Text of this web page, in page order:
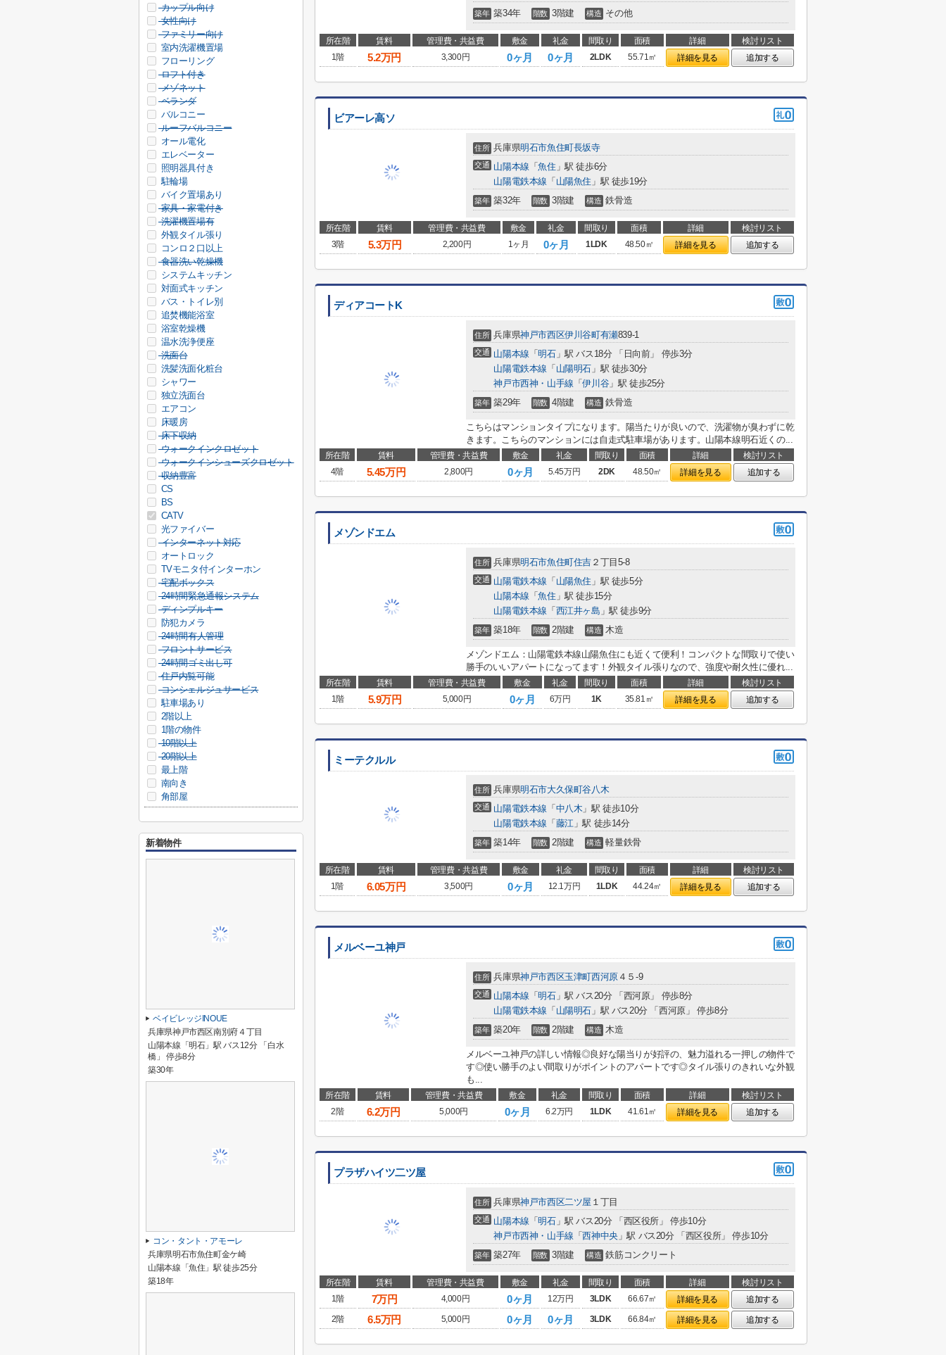
築年 築34年 階数 3階建 構造 その他
所在階 賃料 管理費・共益費 敷金 礼金 間取り 面積 詳細
検討リスト
1階
5.2万円 3,300円 0ヶ月 0ヶ月 2LDK 55.71㎡ 詳細を見る 追加する
ビアーレ高ソ
住所 兵庫県明石市魚住町長坂寺
交通 山陽本線 「魚住 」駅 徒歩6分
山陽電鉄本線 「 山陽魚住 」駅 徒歩19分
築年 築32年 階数 3階建 構造 鉄骨造
所在階 賃料 管理費・共益費 敷金 礼金 間取り 面積 詳細
検討リスト
3階
5.3万円 2,200円 1ヶ月 0ヶ月 1LDK 48.50㎡ 詳細を見る 追加する
ディアコートK
住所 兵庫県神戸市西区伊川谷町有瀬839-1
交通 山陽本線 「明石」駅 バス18分 「日向前」 停歩3分
山陽電鉄本線 「 山陽明石 」駅 徒歩30分
神戸市西神・山手線 「伊川谷」駅 徒歩25分
築年 築29年 階数 4階建 構造 鉄骨造
こちらはマンションタイプになります。陽当たりが良いので、洗濯物が臭わずに乾
きます。こちらのマンションには自走式駐車場があります。山陽本線明石近くの...
所在階 賃料 管理費・共益費 敷金 礼金 間取り 面積 詳細
検討リスト
4階
5.45万円 2,800円 0ヶ月 5.45万円 2DK 48.50㎡ 詳細を見る 追加する
メゾンドエム
住所 兵庫県明石市魚住町住吉 ２丁目5-8
交通 山陽電鉄本線 「 山陽魚住 」駅 徒歩5分
山陽本線 「魚住 」駅 徒歩15分
山陽電鉄本線 「 西江井ヶ島 」駅 徒歩9分
築年 築18年 階数 2階建 構造 木造
メゾンドエム：山陽電鉄本線山陽魚住にも近くて便利！コンパクトな間取りで使い
勝手のいいアパートになってます！外観タイル張りなので、強度や耐久性に優れ...
所在階 賃料 管理費・共益費 敷金 礼金 間取り 面積 詳細
検討リスト
1階
5.9万円 5,000円 0ヶ月 6万円 1K 35.81㎡ 詳細を見る 追加する
ミーテクルル
住所 兵庫県明石市大久保町谷八木
交通 山陽電鉄本線 「 中八木 」駅 徒歩10分
山陽電鉄本線 「 藤江」駅 徒歩14分
築年 築14年 階数 2階建 構造 軽量鉄骨
所在階 賃料 管理費・共益費 敷金 礼金 間取り 面積 詳細
検討リスト
1階
6.05万円 3,500円 0ヶ月 12.1万円 1LDK 44.24㎡ 詳細を見る 追加する
メルベーユ神戸
住所 兵庫県神戸市西区玉津町西河原４５-9
交通 山陽本線 「明石」駅 バス20分 「西河原」 停歩8分
山陽電鉄本線 「 山陽明石 」駅 バス20分 「西河原」 停歩8分
築年 築20年 階数 2階建 構造 木造
メルベーユ神戸の詳しい情報◎良好な陽当りが好評の、魅力溢れる一押しの物件で
す◎使い勝手のよい間取りがポイントのアパートです◎タイル張りのきれいな外観
も...
所在階 賃料 管理費・共益費 敷金 礼金 間取り 面積 詳細
検討リスト
2階
6.2万円 5,000円 0ヶ月 6.2万円 1LDK 41.61㎡ 詳細を見る 追加する
プラザハイツ二ツ屋
住所 兵庫県神戸市西区二ツ屋 １丁目
交通 山陽本線 「明石」駅 バス20分 「西区役所」 停歩10分
神戸市西神・山手線 「西神中央」駅 バス20分 「西区役所」 停歩10分
築年 築27年 階数 3階建 構造 鉄筋コンクリート
所在階 賃料 管理費・共益費 敷金 礼金 間取り 面積 詳細
検討リスト
1階
7万円 4,000円 0ヶ月 12万円 3LDK 66.67㎡ 詳細を見る
追加する
2階
6.5万円 5,000円 0ヶ月 0ヶ月 3LDK 66.84㎡ 詳細を見る 追加する
カップル向け
女性向け
ファミリー向け
室内洗濯機置場
フローリング
ロフト付き
メゾネット
ベランダ
バルコニー
ルーフバルコニー
オール電化
エレベーター
照明器具付き
駐輪場
バイク置場あり
家具・家電付き
洗濯機置場有
外観タイル張り
コンロ２口以上
食器洗い乾燥機
システムキッチン
対面式キッチン
バス・トイレ別
追焚機能浴室
浴室乾燥機
温水洗浄便座
洗面台
洗髪洗面化粧台
シャワー
独立洗面台
エアコン
床暖房
床下収納
ウォークインクロゼット
ウォークインシューズクロゼット
収納豊富
CS
BS
CATV
光ファイバー
インターネット対応
オートロック
TVモニタ付インターホン
宅配ボックス
24時間緊急通報システム
ディンプルキー
防犯カメラ
24時間有人管理
フロントサービス
24時間ゴミ出し可
住戸内覧可能
コンシェルジュサービス
駐車場あり
2階以上
1階の物件
10階以上
20階以上
最上階
南向き
角部屋
新着物件
ベイビレッジINOUE
兵庫県神戸市西区南別府４丁目
山陽本線「明石」駅 バス12分 「白水
橋」 停歩8分
築30年
コン・タント・アモーレ
兵庫県明石市魚住町金ケ崎
山陽本線「魚住」駅 徒歩25分
築18年